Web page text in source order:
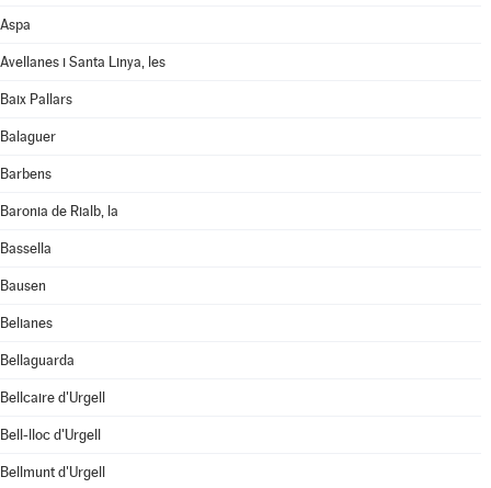
Aspa
Avellanes i Santa Linya, les
Baix Pallars
Balaguer
Barbens
Baronia de Rialb, la
Bassella
Bausen
Belianes
Bellaguarda
Bellcaire d'Urgell
Bell-lloc d'Urgell
Bellmunt d'Urgell